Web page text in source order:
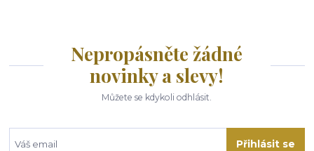
Nepropásněte žádné
novinky a slevy!
Můžete se kdykoli odhlásit.
Přihlásit se